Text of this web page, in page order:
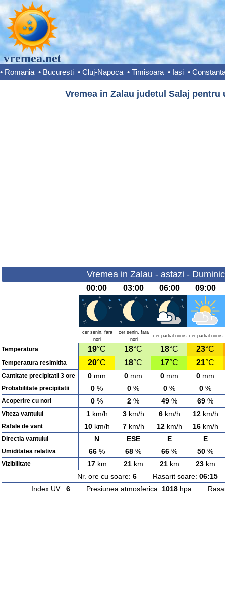
vremea.net
• Romania • Bucuresti • Cluj-Napoca • Timisoara • Iasi •
Vremea in Zalau judetul Salaj pentru
Vremea in Zalau - astazi -
00:00 03:00 06:00 09:00
cer senin, fara
nori
cer senin, fara
nori
cer partial noros cer partial noros
Temperatura 19°C 18°C 18°C 23°C
Temperatura resimitita 20°C 18°C 17°C 21°C
Cantitate precipitatii 3 ore 0 mm 0 mm 0 mm 0 mm
Probabilitate precipitatii 0 % 0 % 0 % 0 %
Acoperire cu nori 0 % 2 % 49 % 69 %
Viteza vantului 1km/h 3km/h 6km/h 12km/h
Rafale de vant 10km/h 7km/h 12km/h 16km/h
Directia vantului N ESE E E
Umiditatea relativa 66 % 68 % 66 % 50 %
Vizibilitate 17km 21km 21km 23km
Nr. ore cu soare: 6Rasarit soare: 06:15
Index UV : 6Presiunea atmosferica: 1018hpa